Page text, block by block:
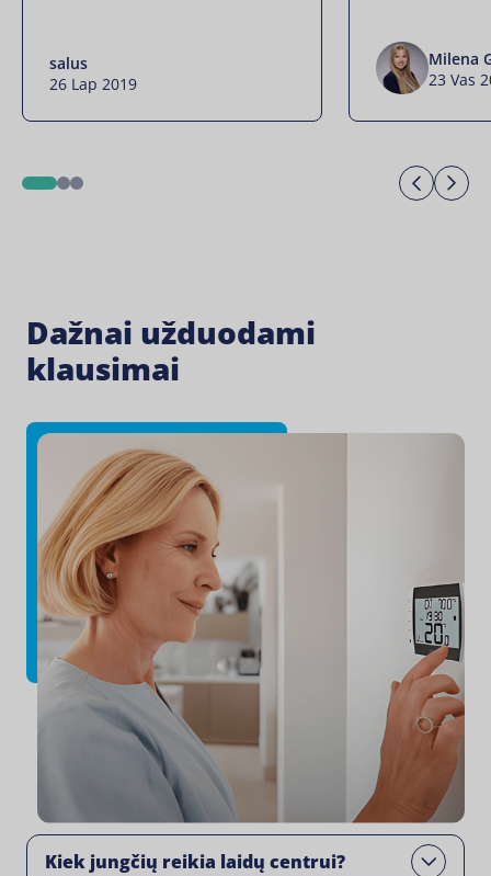
salus
26 Lap 2019
Milena
23 Vas
12
Dažnai užduodami
klausimai
Kiek jungčių reikia laidų centrui? Open